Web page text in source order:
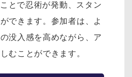
とで忍術が発動、スタン
できます。参加者は、よ
没入感を高めながら、ア
むことができます。